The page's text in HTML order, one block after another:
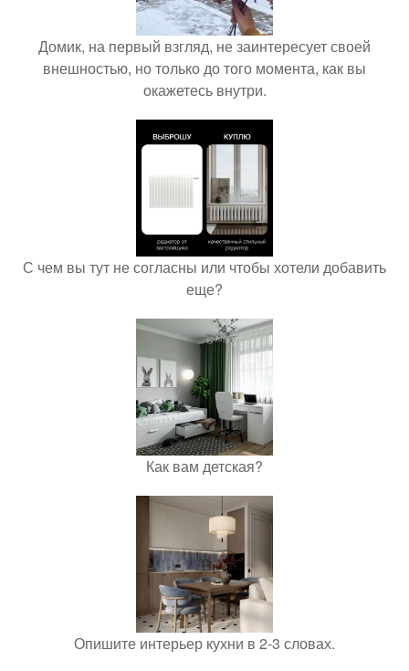
Домик, на первый взгляд, не заинтересует своей
внешностью, но только до того момента, как вы
окажетесь внутри.
С чем вы тут не согласны или чтобы хотели добавить
еще?
Как вам детская?
Опишите интерьер кухни в 2-3 словах.